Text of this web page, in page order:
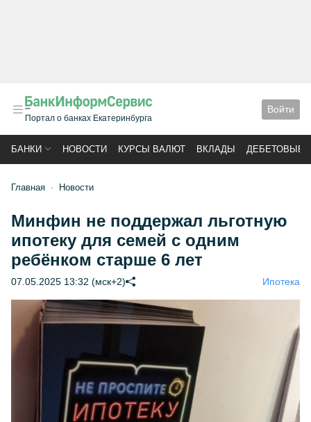
Портал о банках Екатеринбурга
Войти
БАНКИ НОВОСТИ КУРСЫ ВАЛЮТ ВКЛАДЫ ДЕБЕТОВЫЕ
Главная Новости
Минфин не поддержал льготную
ипотеку для семей с одним
ребёнком старше 6 лет
07.05.2025 13:32 (мск+2) Ипотека